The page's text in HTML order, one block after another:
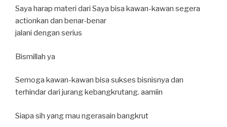
Saya harap materi dari Saya bisa kawan-kawan segera
actionkan dan benar-benar
jalani dengan serius
Bismillah ya
Semoga kawan-kawan bisa sukses bisnisnya dan
terhindar dari jurang kebangkrutang. aamiin
Siapa sih yang mau ngerasain bangkrut